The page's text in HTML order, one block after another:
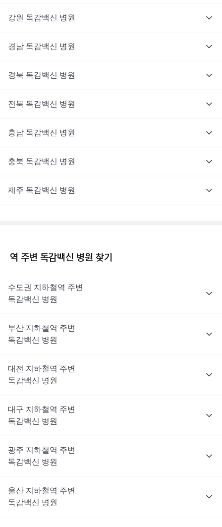
강원 독감백신 병원
경남 독감백신 병원
경북 독감백신 병원
전북 독감백신 병원
충남 독감백신 병원
충북 독감백신 병원
제주 독감백신 병원
역 주변 독감백신 병원 찾기
수도권 지하철역 주변
독감백신
병원
부산 지하철역 주변
독감백신
병원
대전 지하철역 주변
독감백신
병원
대구 지하철역 주변
독감백신
병원
광주 지하철역 주변
독감백신
병원
울산 지하철역 주변
독감백신
병원